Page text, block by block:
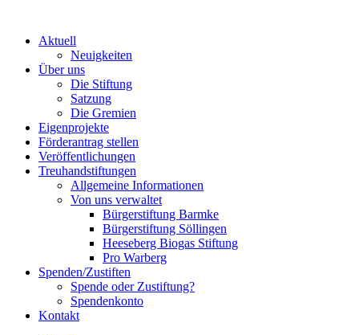
wechselnAktuell
Neuigkeiten
Über uns
Die Stiftung
Satzung
Die Gremien
Eigenprojekte
Förderantrag stellen
Veröffentlichungen
Treuhandstiftungen
Allgemeine Informationen
Von uns verwaltet
Bürgerstiftung Barmke
Bürgerstiftung Söllingen
Heeseberg Biogas Stiftung
Pro Warberg
Spenden/Zustiften
Spende oder Zustiftung?
Spendenkonto
Kontakt